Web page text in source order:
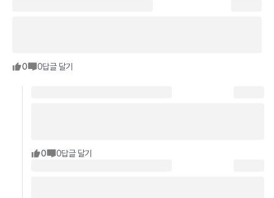
0 0답글 달기
0 0답글 달기